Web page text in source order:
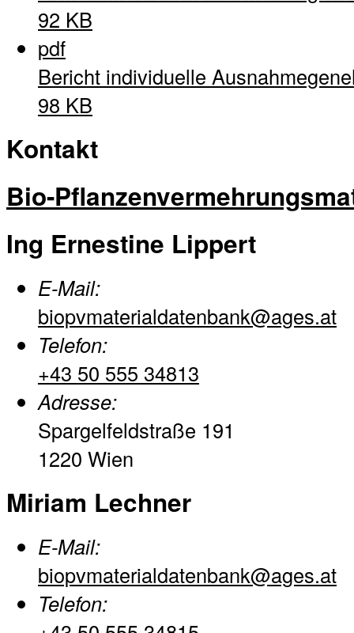
92 KB
pdf
Bericht individuelle
98 KB
Kontakt
Bio-
Ing Ernestine Lippert
E-Mail:
biopvmaterialdatenbank@ages.at
Telefon:
+43 50 555 34813
Adresse:
Spargelfeldstraße 191
1220 Wien
Miriam Lechner
E-Mail:
biopvmaterialdatenbank@ages.at
Telefon: